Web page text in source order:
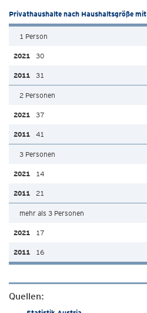
Privathaushalte nach Haushaltsgröße mit
1 Person
30
31
2 Personen
37
41
3 Personen
14
21
mehr als 3 Personen
17
16
Quellen: